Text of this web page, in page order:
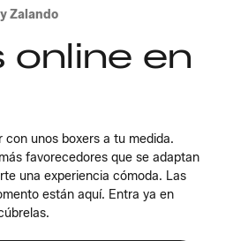
Zalando
online en
con unos boxers a tu medida.
favorecedores que se adaptan
una experiencia cómoda. Las
están aquí. Entra ya en